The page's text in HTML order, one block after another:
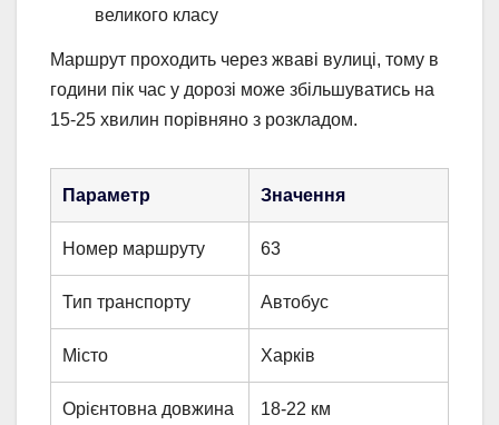
великого класу
Маршрут проходить через жваві вулиці, тому в
години пік час у дорозі може збільшуватись на
15-25 хвилин порівняно з розкладом.
Параметр Значення
Номер маршруту 63
Тип транспорту Автобус
Місто Харків
Орієнтовна довжина 18-22 км